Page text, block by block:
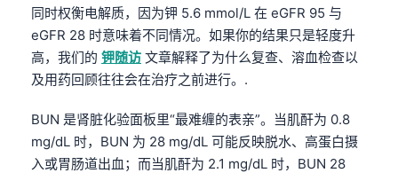
同时权衡电解质，因为钾 5.6 mmol/L 在 eGFR 95 与
eGFR 28 时意味着不同情况。如果你的结果只是轻度升
高，我们的 钾随访 文章解释了为什么复查、溶血检查以
及用药回顾往往会在治疗之前进行。.
BUN 是肾脏化验面板里“最难缠的表亲”。当肌酐为 0.8
mg/dL 时，BUN 为 28 mg/dL 可能反映脱水、高蛋白摄
入或胃肠道出血；而当肌酐为 2.1 mg/dL 时，BUN 28
Norsk bokmål